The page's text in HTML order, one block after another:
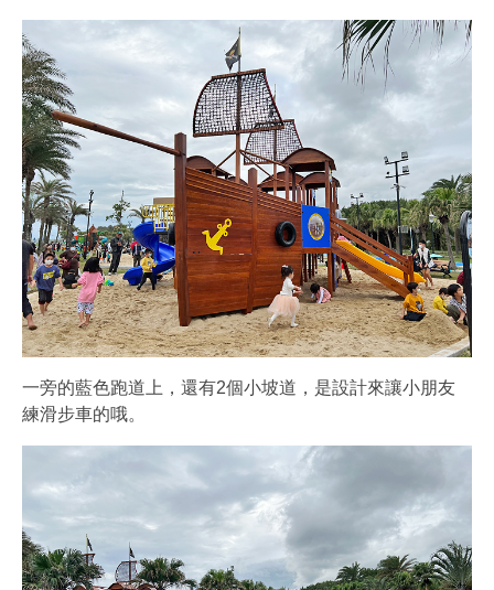
一旁的藍色跑道上，還有2個小坡道，是設計來讓小朋友
練滑步車的哦。